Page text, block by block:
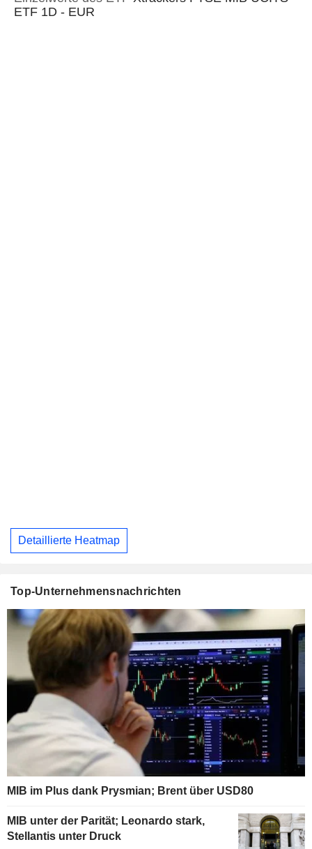
ETF 1D - EUR
Detaillierte Heatmap
Top-Unternehmensnachrichten
MIB im Plus dank Prysmian; Brent über USD80
MIB unter der Parität; Leonardo stark,
Stellantis unter Druck